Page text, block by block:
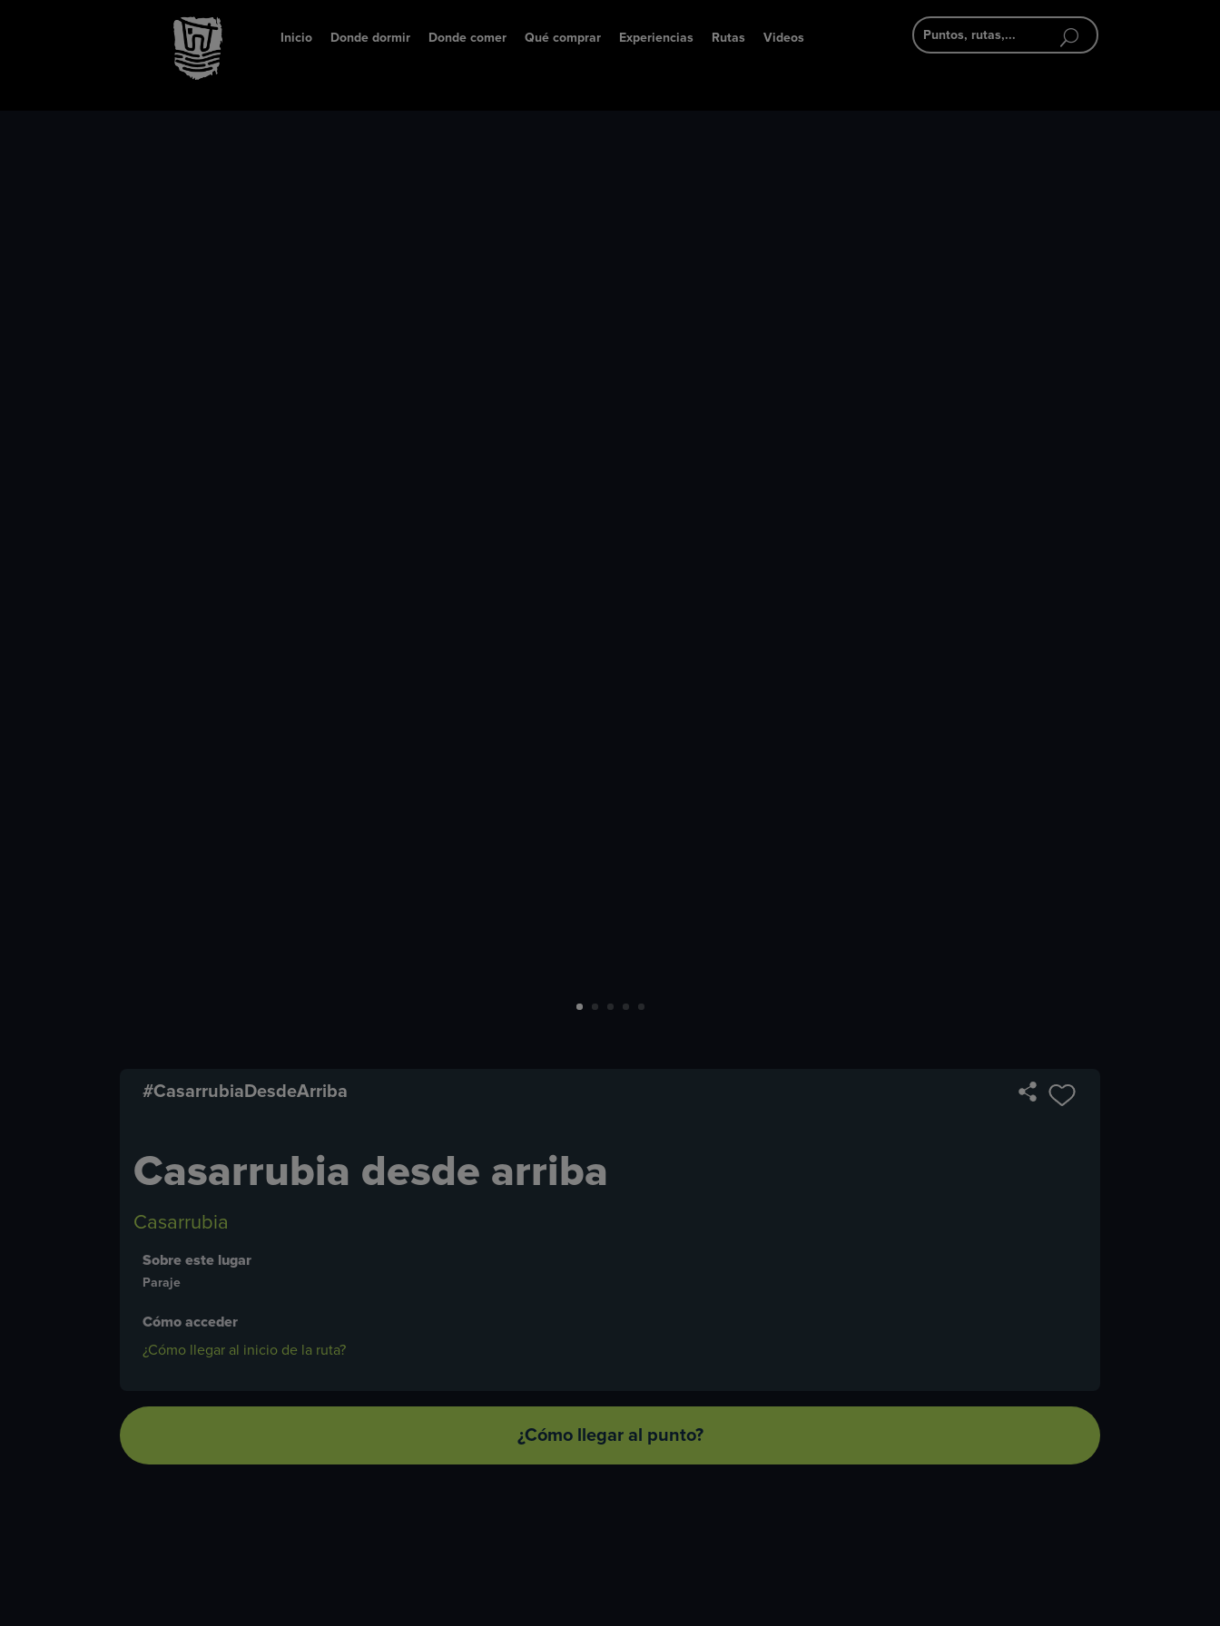
Inicio Donde dormir Donde comer Qué comprar Experiencias Rutas Videos
#CasarrubiaDesdeArriba
Casarrubia desde arriba
Casarrubia
Sobre este lugar
Paraje
Cómo acceder
¿Cómo llegar al inicio de la ruta?
¿Cómo llegar al punto?